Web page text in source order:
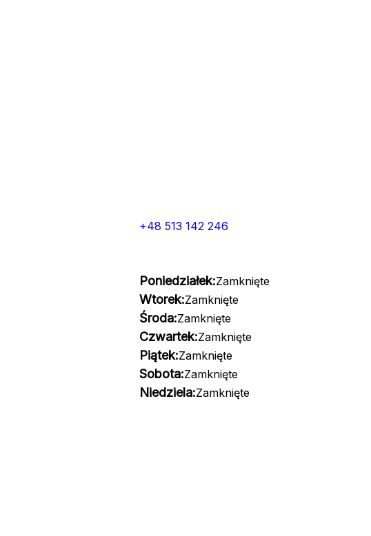
+48 513 142 246
Poniedziałek:Zamknięte
Wtorek:Zamknięte
Środa:Zamknięte
Czwartek:Zamknięte
Piątek:Zamknięte
Sobota:Zamknięte
Niedziela:Zamknięte